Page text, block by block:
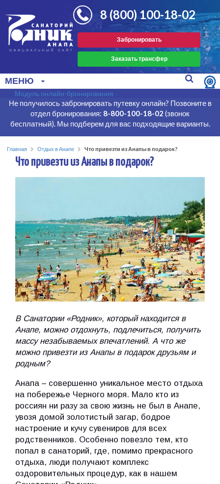
Забронировать
Заказать трансфер
8 (800) 100-18-02
МЕНЮ
Модуль онлайн-бронирования
Не получилось забронировать путевку онлайн? Позвоните в
отдел бронирования: 8-800-100-18-02 (звонок
бесплатный). Мы подберем для вас подходящие варианты.
Главная Отдых в Анапе Что привезти из Анапы в подарок?
Что привезти из Анапы в подарок?
В Санатории «Родник», который находится в
Анапе, можно отдохнуть, подлечиться, получить
массу незабываемых впечатлений. А что же
можно привезти из Анапы в подарок друзьям и
родным?
Анапа – совершенно уникальное место отдыха
на побережье Черного моря. Мало кто из
россиян ни разу за свою жизнь не был в Анапе,
увозя домой золотистый загар, бодрое
настроение и кучу сувениров для всех
родственников. Особенно повезло тем, кто
попал в санаторий, где, помимо прекрасного
отдыха, люди получают комплекс
оздоровительных процедур, как в нашем